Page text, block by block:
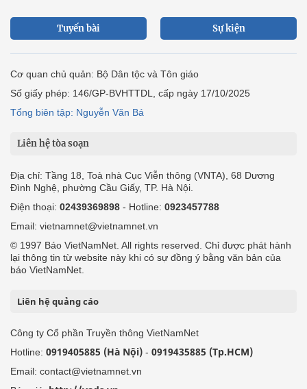
Tuyến bài Sự kiện
Cơ quan chủ quản: Bộ Dân tộc và Tôn giáo
Số giấy phép: 146/GP-BVHTTDL, cấp ngày 17/10/2025
Tổng biên tập: Nguyễn Văn Bá
Liên hệ tòa soạn
Địa chỉ: Tầng 18, Toà nhà Cục Viễn thông (VNTA), 68 Dương
Đình Nghệ, phường Cầu Giấy, TP. Hà Nội.
Điện thoại: 02439369898 - Hotline: 0923457788
Email: vietnamnet@vietnamnet.vn
© 1997 Báo VietNamNet. All rights reserved. Chỉ được phát hành
lại thông tin từ website này khi có sự đồng ý bằng văn bản của
báo VietNamNet.
Liên hệ quảng cáo
Công ty Cổ phần Truyền thông VietNamNet
Hotline: 0919405885 (Hà Nội) - 0919435885 (Tp.HCM)
Email: contact@vietnamnet.vn